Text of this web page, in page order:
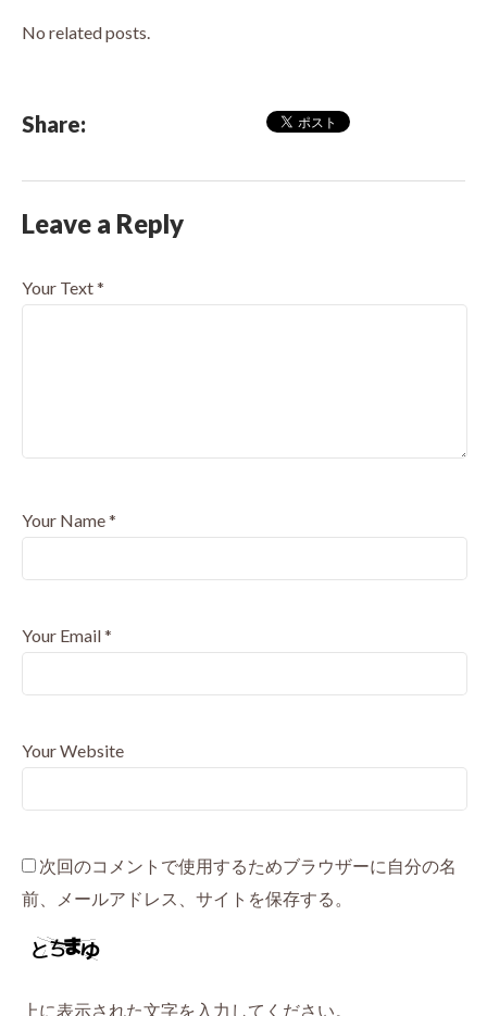
No related posts.
Share:
Leave a Reply
Your Text*
Your Name*
Your Email*
Your Website
次回のコメントで使用するためブラウザーに自分の名
前、メールアドレス、サイトを保存する。
上に表示された文字を入力してください。